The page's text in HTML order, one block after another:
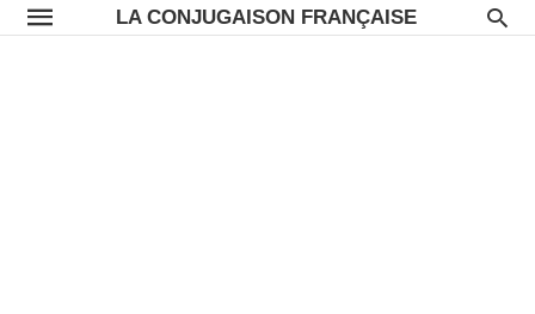
LA CONJUGAISON FRANÇAISE